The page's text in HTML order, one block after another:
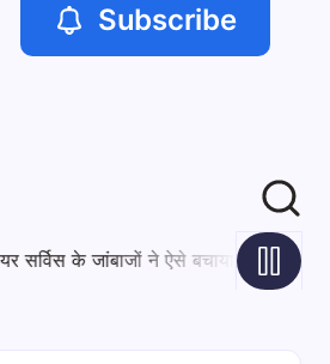
Subscribe
से जूझ रहे रामनगर के व्यापारी, टैक्स